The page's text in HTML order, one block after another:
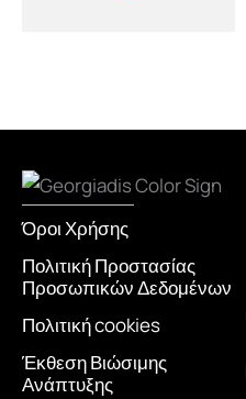
Όροι Χρήσης
Πολιτική Προστασίας
Προσωπικών Δεδομένων
Πολιτική cookies
Έκθεση Βιώσιμης
Ανάπτυξης